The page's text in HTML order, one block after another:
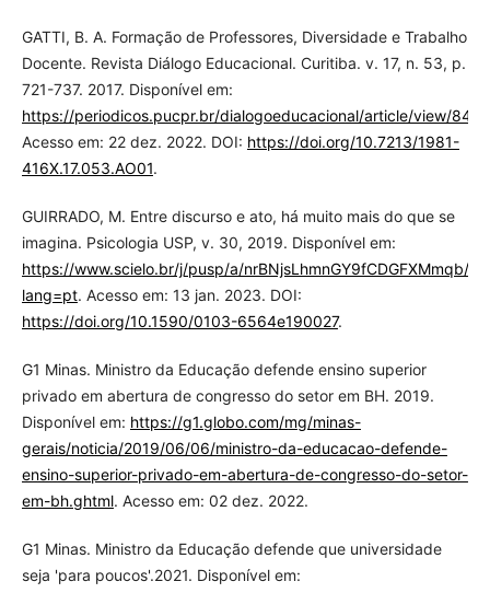
GATTI, B. A. Formação de Professores, Diversidade e Trabalho
Docente. Revista Diálogo Educacional. Curitiba. v. 17, n. 53, p.
721-737. 2017. Disponível em:
https://periodicos.pucpr.br/dialogoeducacional/article/view/8429
Acesso em: 22 dez. 2022. DOI: https://doi.org/10.7213/1981-
416X.17.053.AO01.
GUIRRADO, M. Entre discurso e ato, há muito mais do que se
imagina. Psicologia USP, v. 30, 2019. Disponível em:
https://www.scielo.br/j/pusp/a/nrBNjsLhmnGY9fCDGFXMmqb/?
lang=pt. Acesso em: 13 jan. 2023. DOI:
https://doi.org/10.1590/0103-6564e190027.
G1 Minas. Ministro da Educação defende ensino superior
privado em abertura de congresso do setor em BH. 2019.
Disponível em: https://g1.globo.com/mg/minas-
gerais/noticia/2019/06/06/ministro-da-educacao-defende-
ensino-superior-privado-em-abertura-de-congresso-do-setor-
em-bh.ghtml. Acesso em: 02 dez. 2022.
G1 Minas. Ministro da Educação defende que universidade
seja 'para poucos'.2021. Disponível em: